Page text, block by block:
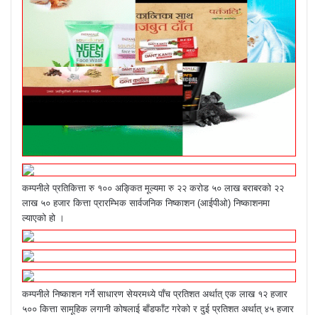
कम्पनीले प्रतिकित्ता रु १०० अङ्कित मूल्यमा रु २२ करोड ५० लाख बराबरको २२
लाख ५० हजार कित्ता प्रारम्भिक सार्वजनिक निष्काशन (आईपीओ) निष्काशनमा
ल्याएको हो ।
कम्पनीले निष्काशन गर्ने साधारण सेयरमध्ये पाँच प्रतिशत अर्थात् एक लाख १२ हजार
५०० कित्ता सामूहिक लगानी कोषलाई बाँडफाँट गरेको र दुई प्रतिशत अर्थात् ४५ हजार